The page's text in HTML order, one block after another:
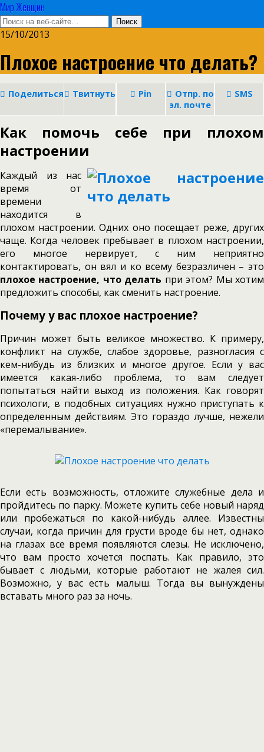
Мир Женщин
15/10/2013
Плохое настроение что делать?
Поделиться Твитнуть Pin
Отпр. по
эл. почте
SMS
Как помочь себе при плохом
настроении
Каждый из нас
время от
времени
находится в
плохом настроении. Одних оно посещает реже, других
чаще. Когда человек пребывает в плохом настроении,
его многое нервирует, с ним неприятно
контактировать, он вял и ко всему безразличен – это
плохое настроение, что делать при этом? Мы хотим
предложить способы, как сменить настроение.
Почему у вас плохое настроение?
Причин может быть великое множество. К примеру,
конфликт на службе, слабое здоровье, разногласия с
кем-нибудь из близких и многое другое. Если у вас
имеется какая-либо проблема, то вам следует
попытаться найти выход из положения. Как говорят
психологи, в подобных ситуациях нужно приступать к
определенным действиям. Это гораздо лучше, нежели
«перемалывание».
Если есть возможность, отложите служебные дела и
пройдитесь по парку. Можете купить себе новый наряд
или пробежаться по какой-нибудь аллее. Известны
случаи, когда причин для грусти вроде бы нет, однако
на глазах все время появляются слезы. Не исключено,
что вам просто хочется поспать. Как правило, это
бывает с людьми, которые работают не жалея сил.
Возможно, у вас есть малыш. Тогда вы вынуждены
вставать много раз за ночь.